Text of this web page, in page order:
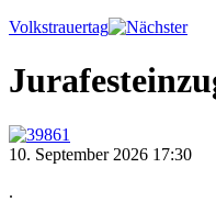
Volkstrauertag
10. September 2026 17:30
.